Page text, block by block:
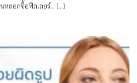
นหลอกซื้อฟิลเลอร์… [...]